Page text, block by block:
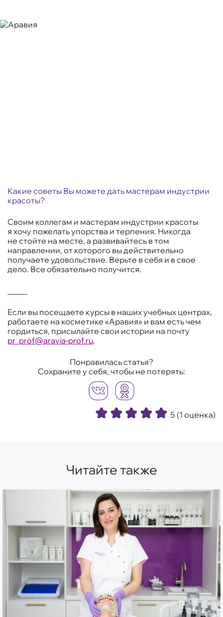
Какие советы Вы можете дать мастерам индустрии
красоты?
Своим коллегам и мастерам индустрии красоты
я хочу пожелать упорства и терпения. Никогда
не стойте на месте, а развивайтесь в том
направлении, от которого вы действительно
получаете удовольствие. Верьте в себя и в свое
дело. Все обязательно получится.
Если вы посещаете курсы в наших учебных центрах,
работаете на косметике «Аравия» и вам есть чем
гордиться, присылайте свои истории на почту
pr_prof@aravia-prof.ru.
Понравилась статья?
Сохраните у себя, чтобы не потерять:
5 (1 оценка)
Читайте также